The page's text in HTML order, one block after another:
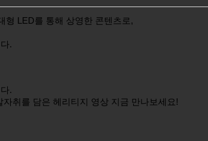
LED를 통해 상영한 콘텐츠로,
.
.
취를 담은 헤리티지 영상 지금 만나보세요!